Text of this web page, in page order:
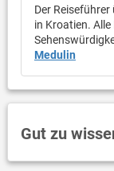
Der
in Kroatien.
Medulin
Gut zu